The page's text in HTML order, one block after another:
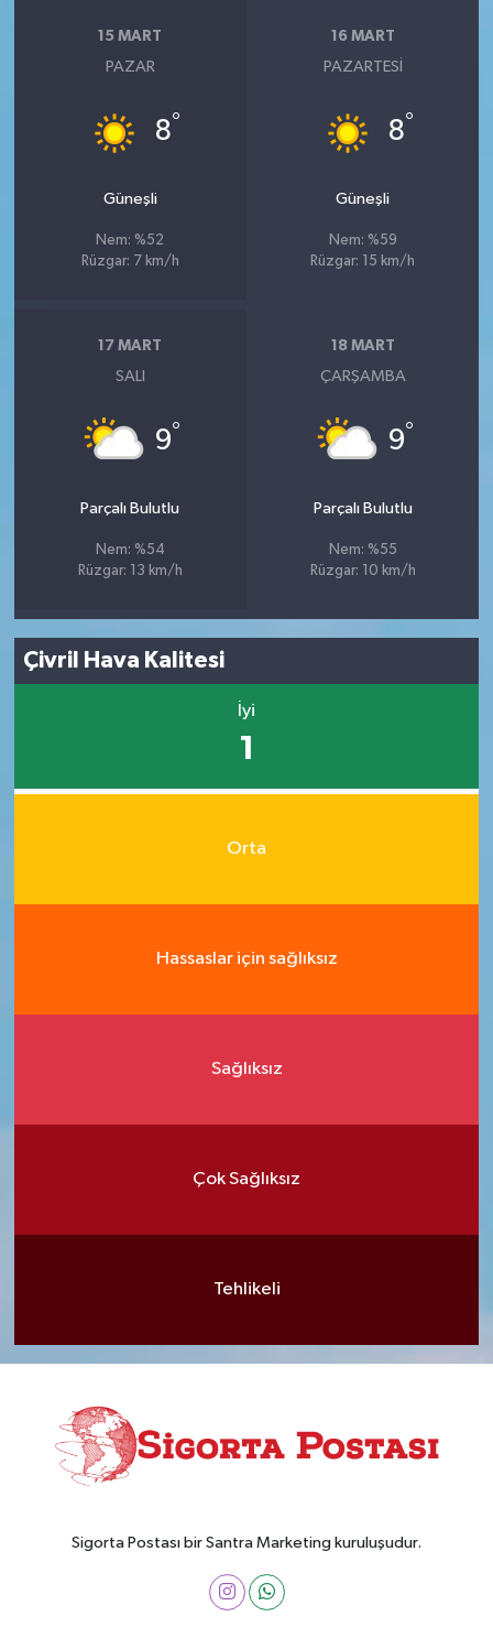
15 MART
PAZAR
8°
Güneşli
Nem: %52
Rüzgar: 7 km/h
16 MART
PAZARTESI
8°
Güneşli
Nem: %59
Rüzgar: 15 km/h
17 MART
SALI
9°
Parçalı Bulutlu
Nem: %54
Rüzgar: 13 km/h
18 MART
ÇARŞAMBA
9°
Parçalı Bulutlu
Nem: %55
Rüzgar: 10 km/h
Çivril Hava Kalitesi
İyi
1
Orta
Hassaslar için sağlıksız
Sağlıksız
Çok Sağlıksız
Tehlikeli
Sigorta Postası bir Santra Marketing kuruluşudur.